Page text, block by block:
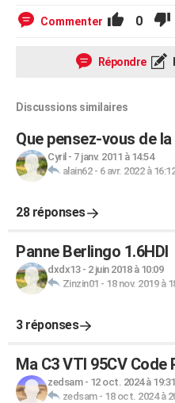
Commenter 0
Répondre
Discussions similaires
Que pensez-vous de
Cyril - 7 janv. 2011 à 14:54
alain62- 6 avr. 2022 à 16:12
28 réponses
Panne Berlingo 1.6HDI
dxdx13- 2 juin 2018 à 10:09
Zinzin01 - 18 nov. 2019 à
3 réponses
Ma C3 VTI 95CV Code
zedsam- 12 oct. 2024 à 19:31
zedsam- 18 oct. 2024 à